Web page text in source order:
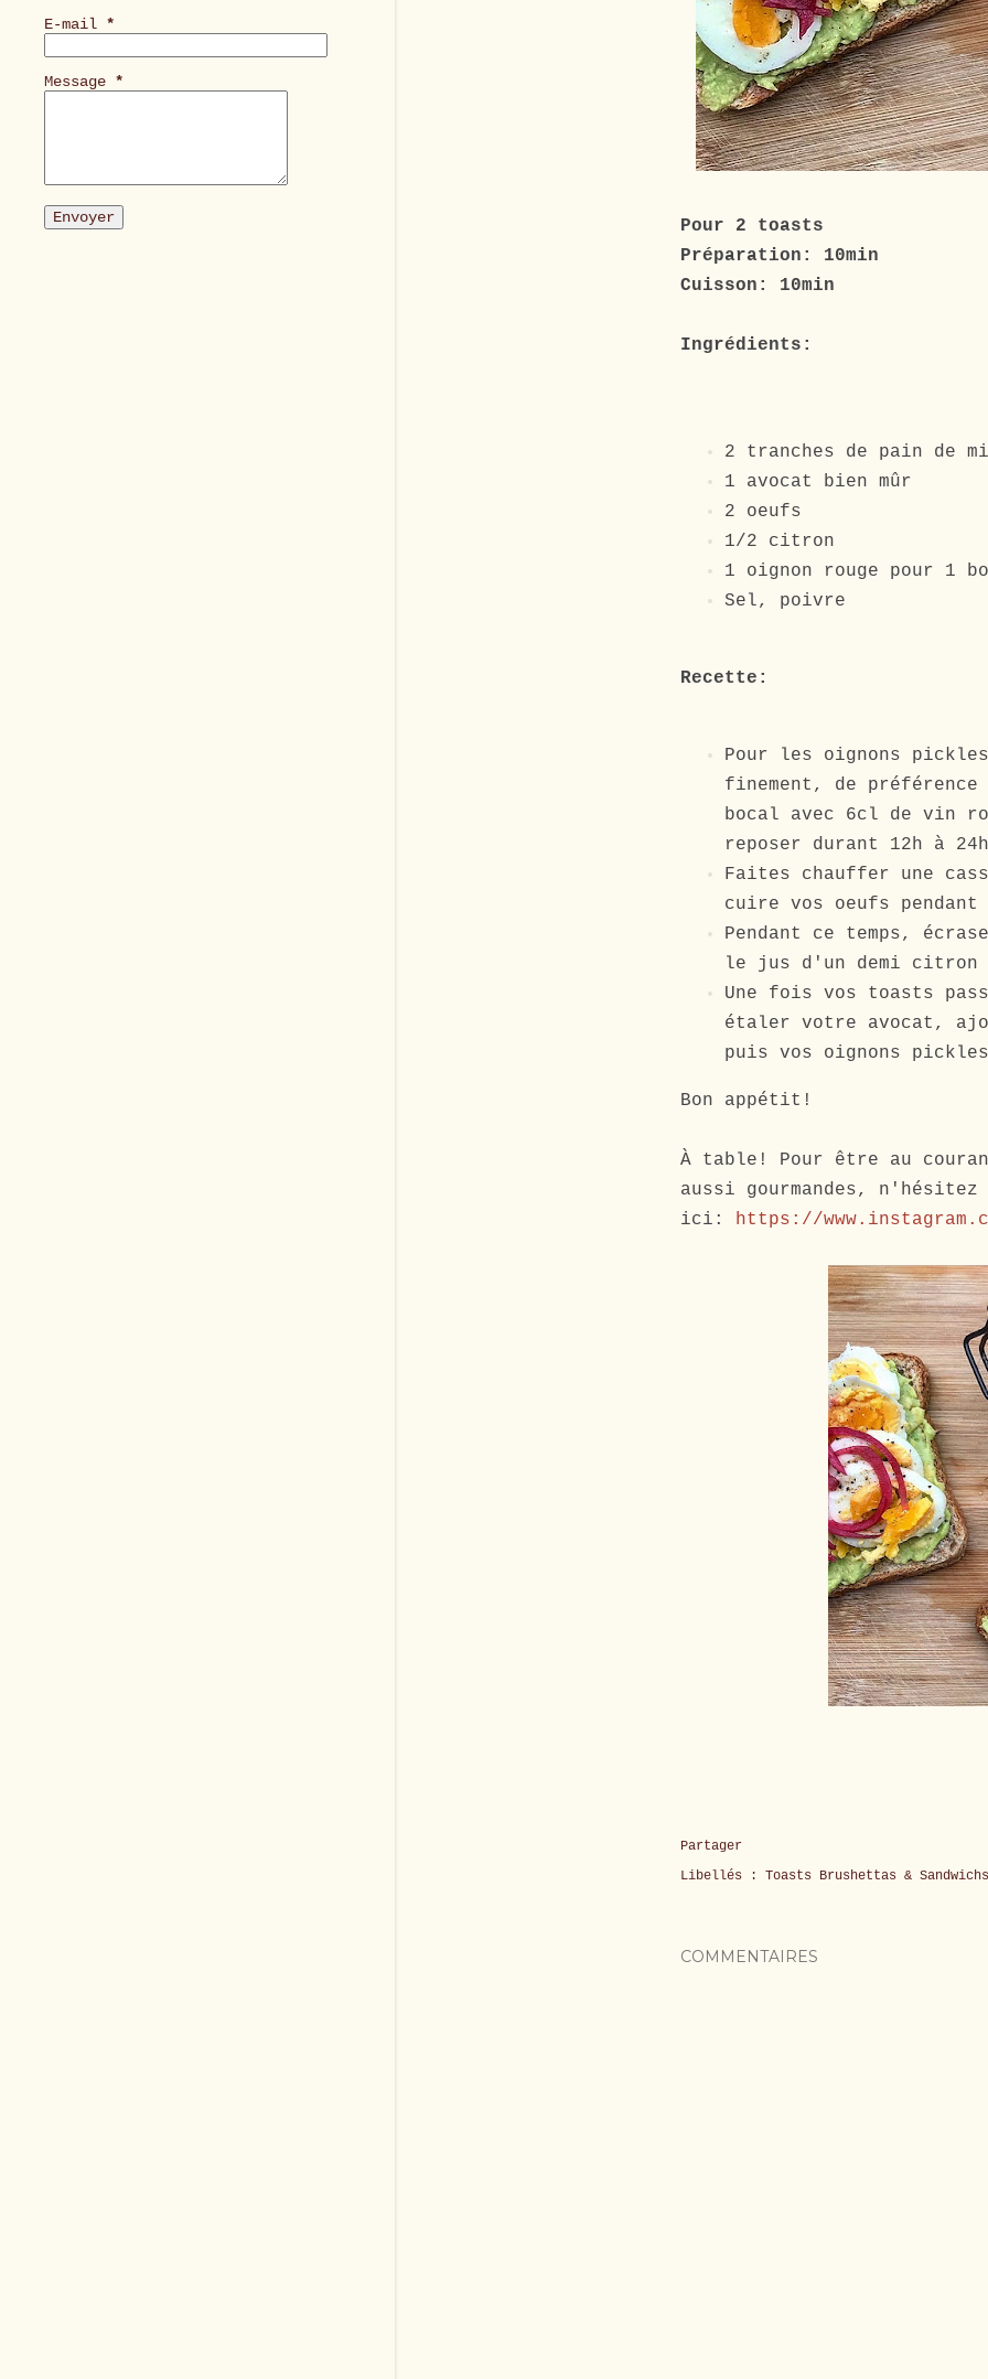
Pour 2 toasts
Préparation: 10min
Cuisson: 10min
Ingrédients:
2 tranches de pain de
1 avocat bien mûr
2 oeufs
1/2 citron
1 oignon rouge pour 1
Sel, poivre
Recette:
Pour les oignons
finement, de
bocal avec 6cl de vin
reposer durant 12h à
Faites chauffer une
cuire vos oeufs pendant
Pendant ce temps,
le jus d'un demi citron
Une fois vos toasts
étaler votre avocat,
puis vos oignons
Bon appétit!
À table! Pour être au
aussi gourmandes,
ici: https://
Partager
Libellés :
Toasts Brushettas & Sandwichs
COMMENTAIRES
E-mail *
Message *